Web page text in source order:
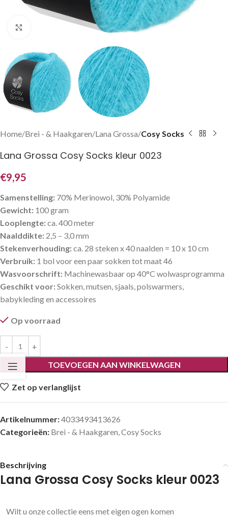
Klik om te vergroten
Home Brei - & Haakgaren Lana Grossa Cosy Socks
Lana Grossa Cosy Socks kleur 0023
€9,95
Samenstelling: 70% Merinowol, 30% Polyamide
Gewicht: 100 gram
Looplengte:ca. 400 meter
Naalddikte: 2,5 – 3,0 mm
Stekenverhouding:ca. 28 steken x 40 naalden = 10 x 10 cm
Verbruik: 1 bol voor een paar sokken tot maat 46
Wasvoorschrift: Machinewasbaar op 40°C wolwasprogramma
Geschikt voor:Sokken, mutsen, sjaals, polswarmers,
babykleding en accessoires
Op voorraad
TOEVOEGEN AAN WINKELWAGEN
Zet op verlanglijst
Artikelnummer:4033493413626
Categorieën: Brei - & Haakgaren,Cosy Socks
Beschrijving
Lana Grossa Cosy Socks kleur 0023
Wilt u onze collectie eens met eigen ogen komen